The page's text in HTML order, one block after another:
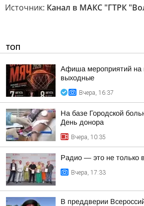
Источник: Канал в МАКС "ГТРК
ТОП
Афиша мероприятий на
выходные
Вчера, 16:37
На базе Городской
День донора
Вчера, 10:35
Радио — это не только
Вчера, 17:33
В преддверии